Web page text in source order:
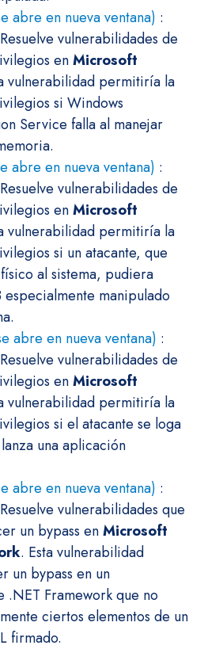
:
vulnerabilidades de
enMicrosoft
vulnerabilidad permitiría la
si Windows
Service falla al manejar
:
vulnerabilidades de
enMicrosoft
vulnerabilidad permitiría la
si un atacante, que
al sistema, pudiera
especialmente manipulado
:
vulnerabilidades de
enMicrosoft
vulnerabilidad permitiría la
si el atacante se loga
una aplicación
:
vulnerabilidades que
un bypass enMicrosoft
. Esta vulnerabilidad
un bypass en un
.NET Framework que no
ciertos elementos de un
firmado.